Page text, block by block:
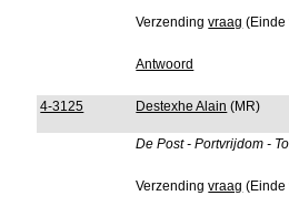
Verzendingvraag (Einde
Antwoord
4-3125 Destexhe Alain (MR)
De Post - Portvrijdom -
Verzendingvraag (Einde